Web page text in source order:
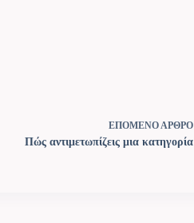
ΕΠΟΜΕΝΟ ΑΡΘΡΟ
Πώς αντιμετωπίζεις μια κατηγορία